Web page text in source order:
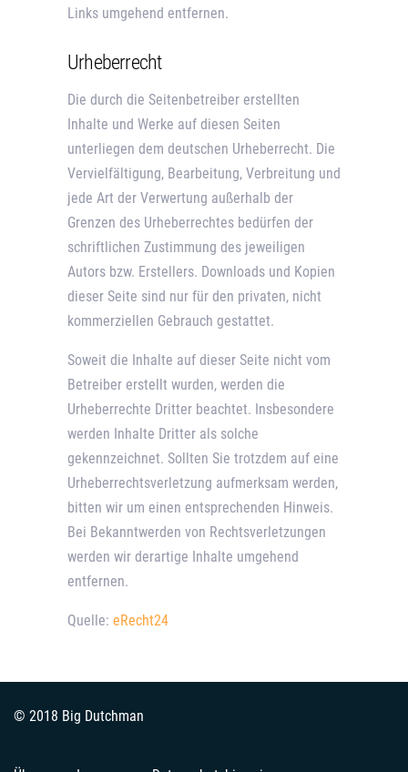
Links umgehend entfernen.
Urheberrecht
Die durch die Seitenbetreiber erstellten
Inhalte und Werke auf diesen Seiten
unterliegen dem deutschen Urheberrecht. Die
Vervielfältigung, Bearbeitung, Verbreitung und
jede Art der Verwertung außerhalb der
Grenzen des Urheberrechtes bedürfen der
schriftlichen Zustimmung des jeweiligen
Autors bzw. Erstellers. Downloads und Kopien
dieser Seite sind nur für den privaten, nicht
kommerziellen Gebrauch gestattet.
Soweit die Inhalte auf dieser Seite nicht vom
Betreiber erstellt wurden, werden die
Urheberrechte Dritter beachtet. Insbesondere
werden Inhalte Dritter als solche
gekennzeichnet. Sollten Sie trotzdem auf eine
Urheberrechtsverletzung aufmerksam werden,
bitten wir um einen entsprechenden Hinweis.
Bei Bekanntwerden von Rechtsverletzungen
werden wir derartige Inhalte umgehend
entfernen.
Quelle: eRecht24
© 2018 Big Dutchman